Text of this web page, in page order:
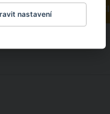
OBJEVTE NOVÉ VĚCI
nastavení